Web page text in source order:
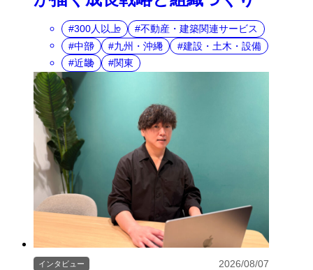
300人以上
不動産・建築関連サービス
中部
九州・沖縄
建設・土木・設備
近畿
関東
インタビュー 2026/08/07